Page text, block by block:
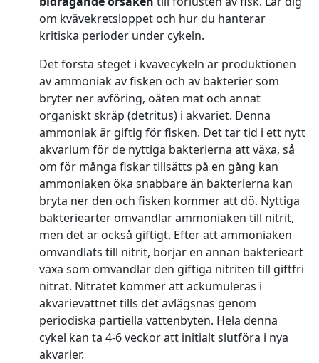
om kvävekretsloppet och hur du hanterar
kritiska perioder under cykeln.
Det första steget i kvävecykeln är produktionen
av ammoniak av fisken och av bakterier som
bryter ner avföring, oäten mat och annat
organiskt skräp (detritus) i akvariet. Denna
ammoniak är giftig för fisken. Det tar tid i ett nytt
akvarium för de nyttiga bakterierna att växa, så
om för många fiskar tillsätts på en gång kan
ammoniaken öka snabbare än bakterierna kan
bryta ner den och fisken kommer att dö. Nyttiga
bakteriearter omvandlar ammoniaken till nitrit,
men det är också giftigt. Efter att ammoniaken
omvandlats till nitrit, börjar en annan bakterieart
växa som omvandlar den giftiga nitriten till giftfri
nitrat. Nitratet kommer att ackumuleras i
akvarievattnet tills det avlägsnas genom
periodiska partiella vattenbyten. Hela denna
cykel kan ta 4-6 veckor att initialt slutföra i nya
akvarier.